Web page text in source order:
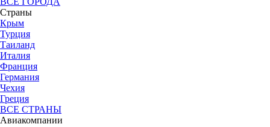
Страны
Крым
Турция
Таиланд
Италия
Франция
Германия
Чехия
Греция
ВСЕ СТРАНЫ
Авиакомпании